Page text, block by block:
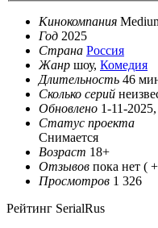
Кинокомпания
Год 2025
Страна Россия
Жанр шоу, Комедия
Длительность 46
Сколько серий
Обновлено 1-11-
Статус проекта
Снимается
Возраст 18+
Отзывов пока нет ( +
Просмотров 1 326
Рейтинг SerialRus